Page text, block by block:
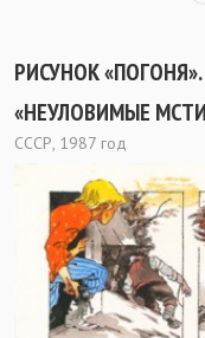
РИСУНОК
«НЕУЛОВИМЫЕ
СССР, 1987 год